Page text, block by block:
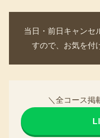
当日・前日キャンセ
すので、お気を付
＼全コース掲